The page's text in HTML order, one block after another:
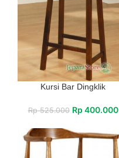
Kursi Bar Dingklik
Rp525.000 Rp 400.000